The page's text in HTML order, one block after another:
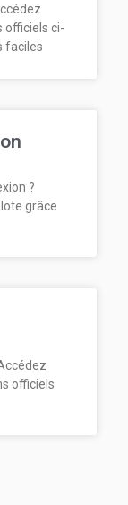
officiels ci-
faciles
?
grâce
officiels